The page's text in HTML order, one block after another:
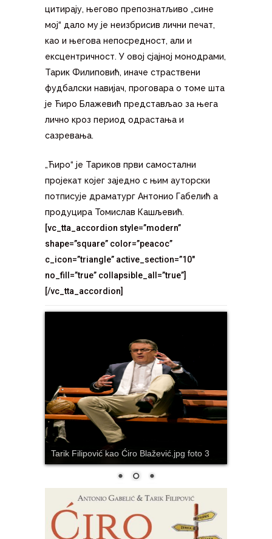
цитирају, његово препознатљиво „сине
мој“ дало му је неизбрисив лични печат,
као и његова непосредност, али и
ексцентричност. У овој сјајној монодрами,
Тарик Филиповић, иначе страствени
фудбалски навијач, проговара о томе шта
је Ћиро Блажевић представљао за њега
лично кроз период одрастања и
сазревања.
„Ћиро“ је Тариков први самостални
пројекат којег заједно с њим ауторски
потписује драматург Антонио Габелић а
продуцира Томислав Кашљевић.
[vc_tta_accordion style=”modern”
shape=”square” color=”peacoc”
c_icon=”triangle” active_section=”10″
no_fill=”true” collapsible_all=”true”]
[/vc_tta_accordion]
Tarik Filipović kao Ćiro Blažević